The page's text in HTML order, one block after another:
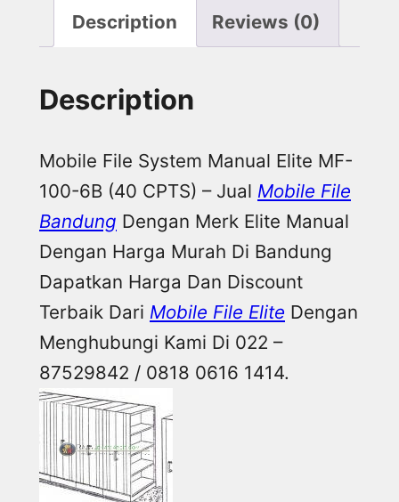
Description
Reviews (0)
Description
Mobile File System Manual Elite MF-
100-6B (40 CPTS) – Jual Mobile File
Bandung Dengan Merk Elite Manual
Dengan Harga Murah Di Bandung
Dapatkan Harga Dan Discount
Terbaik Dari Mobile File Elite Dengan
Menghubungi Kami Di 022 –
87529842 / 0818 0616 1414.